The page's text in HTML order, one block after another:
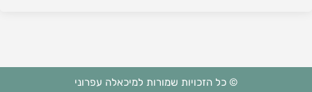
© כל הזכויות שמורות למיכאלה עפרוני